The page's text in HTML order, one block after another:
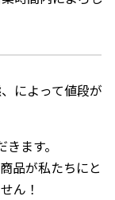
によって値段が
ます。
品が私たちにと
ん！